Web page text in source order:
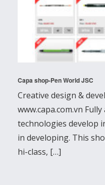
Capa shop-Pen World JSC
Creative design &
www.capa.com.vn
technologies develop
in developing. This
hi-class, […]